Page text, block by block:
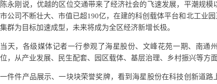
陈永刚说，优越的区位交通带来了经济社会的飞速发展，平潮规
市公司不断壮大、市值已超190亿，在建的科创载体平台和北工业
集群为目标加速成型，未来将成为全区经济新增长极。
当天，各级媒体记者一行参观了海星股份、文峰花苑一期、南通
位，从产业发展、民生配套、园区载体、基层治理、乡村振兴等方
一件件产品展示、一块块荣誉奖牌，看到海星股份在科技创新道